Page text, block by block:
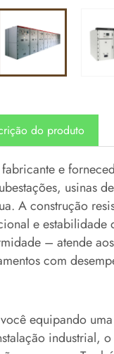
do produto
e
usinas
A construção
e estabilidade
– atende
com
equipando
industrial,